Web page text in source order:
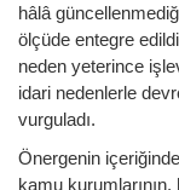
hâlâ
ölçüde entegre
neden yeterince
idari nedenlerle
vurguladı.
Önergenin
kamu